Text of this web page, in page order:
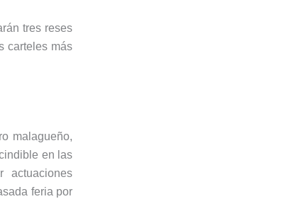
tres reses
carteles más
malagueño,
en las
actuaciones
feria por